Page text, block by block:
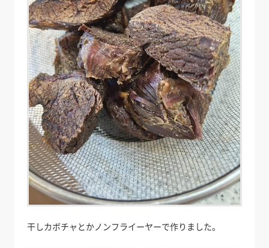
干しカボチャとかノンフライーヤーで作りました。